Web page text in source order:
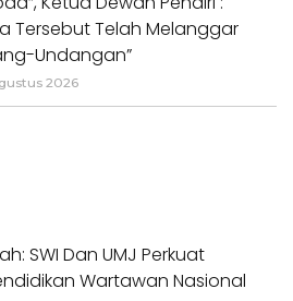
Tersebut Telah Melanggar
Undangan”
2026
SWI Dan UMJ Perkuat
Wartawan Nasional